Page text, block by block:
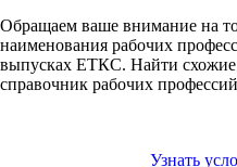
Обращаем ваше внимание на
наименования рабочих
выпусках ЕТКС. Найти схожие
справочник рабочих
Узнать